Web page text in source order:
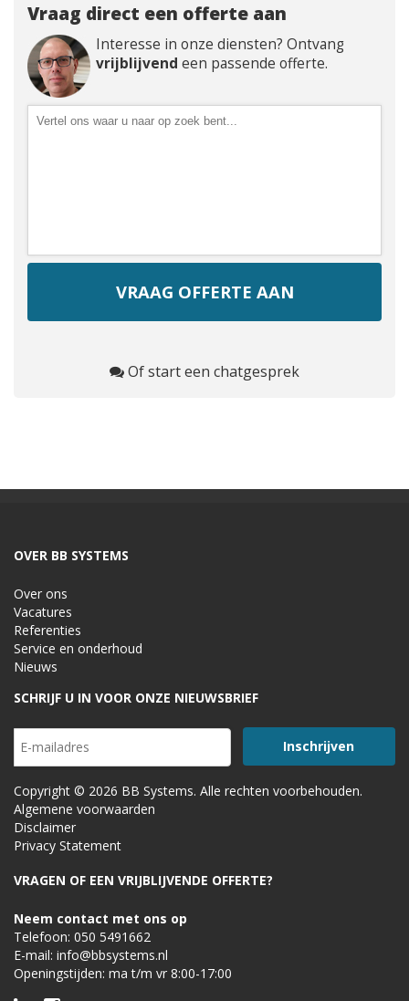
Vraag direct een offerte aan
Interesse in onze diensten? Ontvang
vrijblijvend een passende offerte.
Of start een chatgesprek
OVER BB SYSTEMS
Over ons
Vacatures
Referenties
Service en onderhoud
Nieuws
SCHRIJF U IN VOOR ONZE NIEUWSBRIEF
Copyright © 2026 BB Systems. Alle rechten voorbehouden.
Algemene voorwaarden
Disclaimer
Privacy Statement
VRAGEN OF EEN VRIJBLIJVENDE OFFERTE?
Neem contact met ons op
Telefoon: 050 5491662
E-mail: info@bbsystems.nl
Openingstijden: ma t/m vr 8:00-17:00